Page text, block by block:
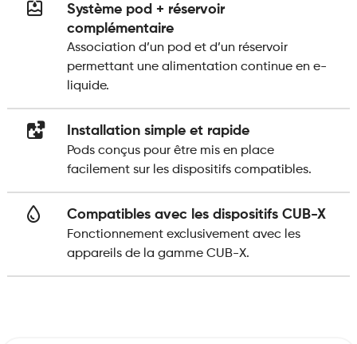
Système pod + réservoir
complémentaire
Association d’un pod et d’un réservoir
permettant une alimentation continue en e-
liquide.
Installation simple et rapide
Pods conçus pour être mis en place
facilement sur les dispositifs compatibles.
Compatibles avec les dispositifs CUB-X
Fonctionnement exclusivement avec les
appareils de la gamme CUB-X.